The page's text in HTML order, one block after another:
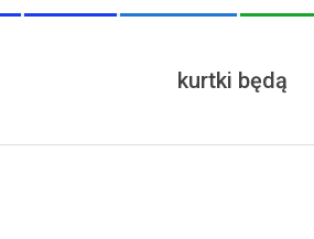
kurtki będą